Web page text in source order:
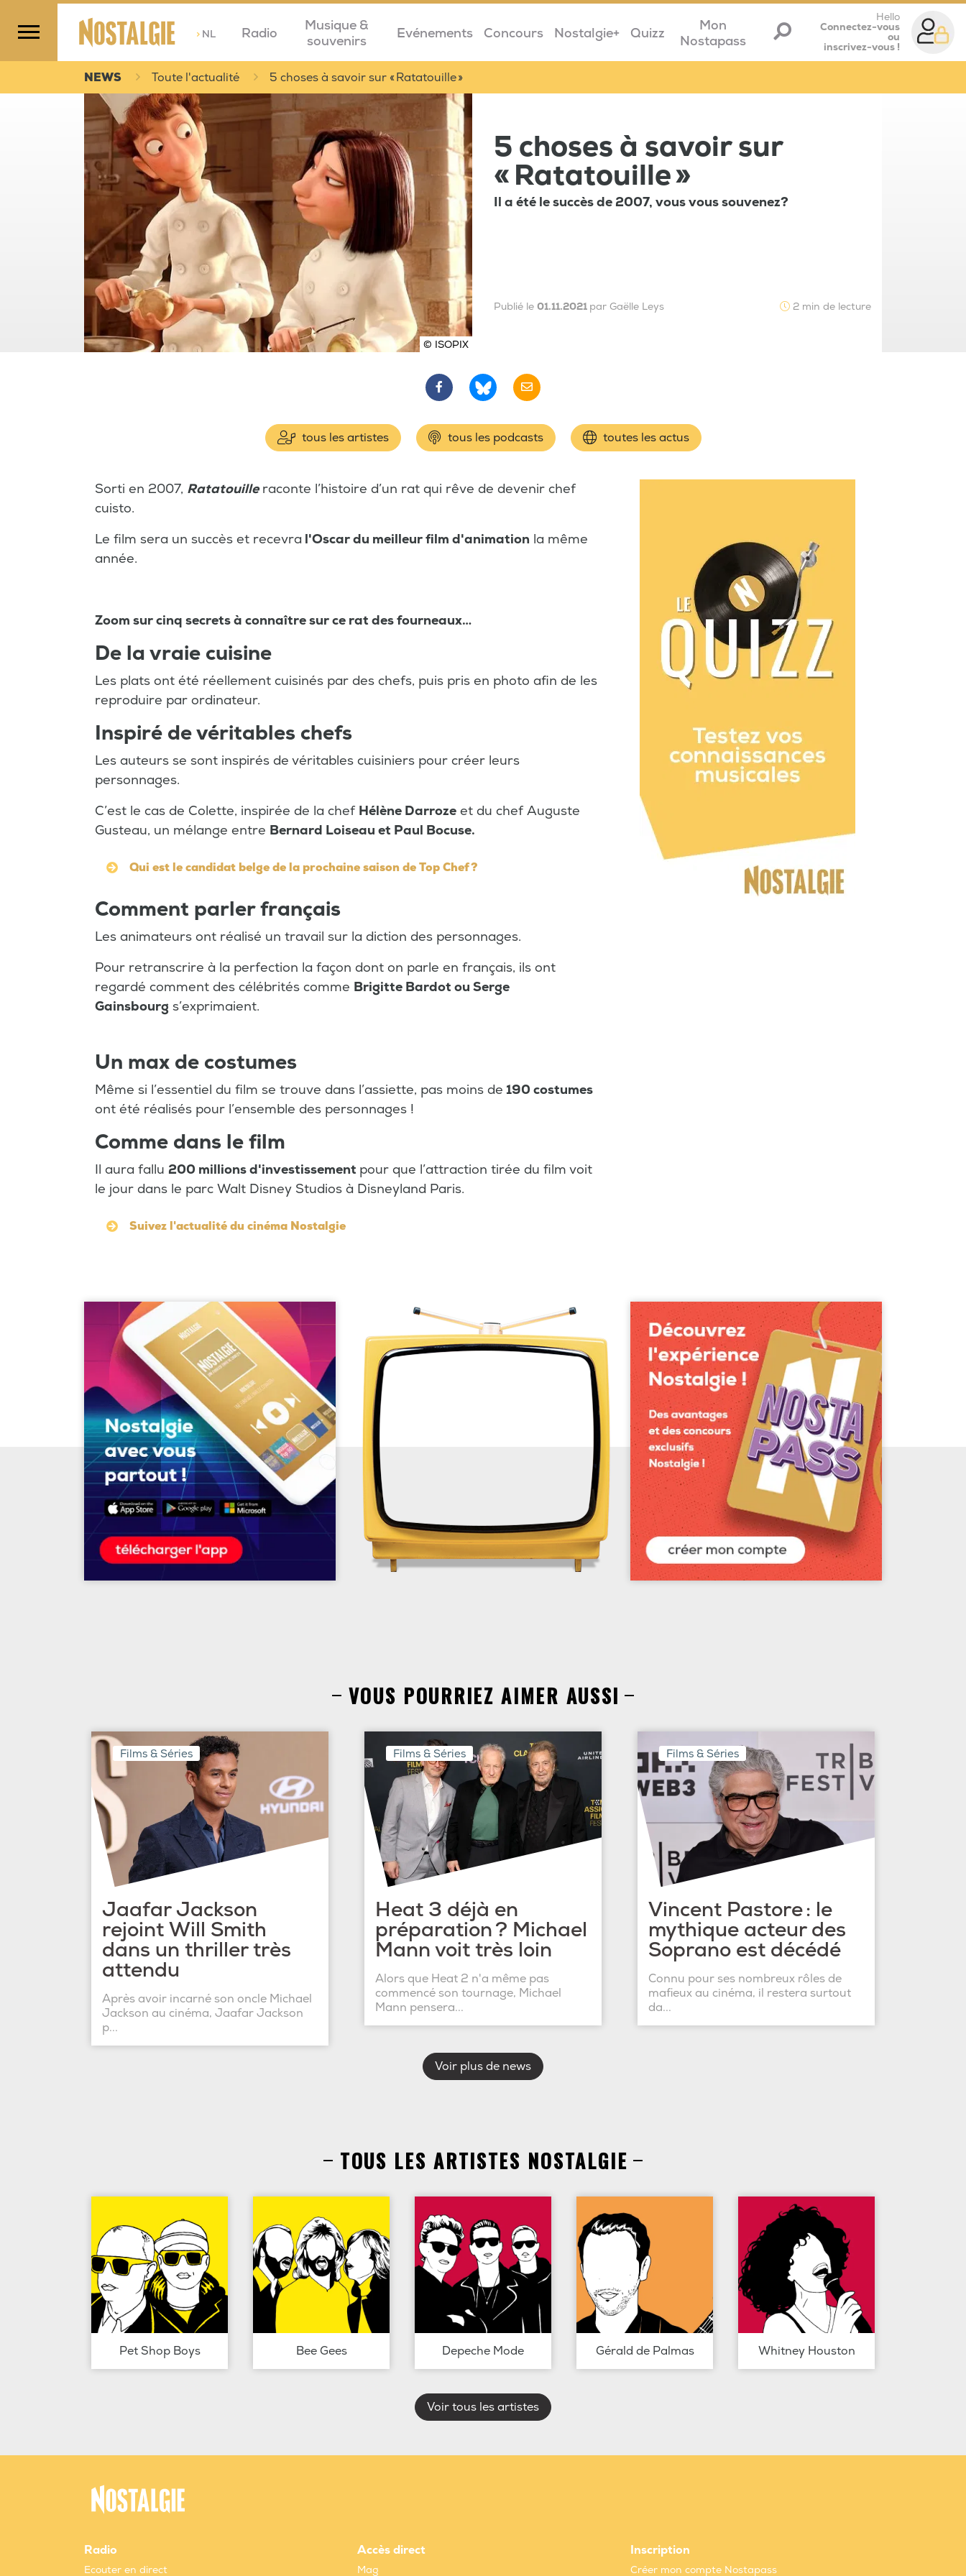
>NL Radio
Musique &
souvenirs
Evénements Concours Nostalgie+ Quizz
Mon
Nostapass
Hello
Connectez-vous
ou
inscrivez-vous !
NEWS Toute l'actualité 5 choses à savoir sur « Ratatouille »
© ISOPIX
5 choses à savoir sur
« Ratatouille »
Il a été le succès de 2007, vous vous souvenez?
Publié le 01.11.2021 par Gaëlle Leys 2 min de lecture
tous les artistes tous les podcasts toutes les actus
Sorti en 2007, Ratatouilleraconte l’histoire d’un rat qui rêve de devenir chef
cuisto.
Le film sera un succès et recevra l'Oscar du meilleur film d'animation la même
année.
Zoom sur cinq secrets à connaître sur ce rat des fourneaux…
De la vraie cuisine
Les plats ont été réellement cuisinés par des chefs, puis pris en photo afin de les
reproduire par ordinateur.
Inspiré de véritables chefs
Les auteurs se sont inspirés de véritables cuisiniers pour créer leurs
personnages.
C’est le cas de Colette, inspirée de la chef Hélène Darroze et du chef Auguste
Gusteau, un mélange entre Bernard Loiseau et Paul Bocuse.
Qui est le candidat belge de la prochaine saison de Top Chef ?
Comment parler français
Les animateurs ont réalisé un travail sur la diction des personnages.
Pour retranscrire à la perfection la façon dont on parle en français, ils ont
regardé comment des célébrités comme Brigitte Bardot ou Serge
Gainsbourg s’exprimaient.
Un max de costumes
Même si l’essentiel du film se trouve dans l’assiette, pas moins de 190 costumes
ont été réalisés pour l’ensemble des personnages !
Comme dans le film
Il aura fallu 200 millions d'investissement pour que l’attraction tirée du film voit
le jour dans le parc Walt Disney Studios à Disneyland Paris.
Suivez l'actualité du cinéma Nostalgie
VOUS POURRIEZ AIMER AUSSI
Films & Séries
Jaafar Jackson
rejoint Will Smith
dans un thriller très
attendu
Après avoir incarné son oncle Michael
Jackson au cinéma, Jaafar Jackson
p...
Films & Séries
Heat 3 déjà en
préparation ? Michael
Mann voit très loin
Alors que Heat 2 n'a même pas
commencé son tournage, Michael
Mann pensera...
Films & Séries
Vincent Pastore : le
mythique acteur des
Soprano est décédé
Connu pour ses nombreux rôles de
mafieux au cinéma, il restera surtout
da...
Voir plus de news
TOUS LES ARTISTES NOSTALGIE
Pet Shop Boys Bee Gees Depeche Mode Gérald de Palmas Whitney Houston
Voir tous les artistes
Radio
Ecouter en direct
Accès direct
Mag
Inscription
Créer mon compte Nostapass